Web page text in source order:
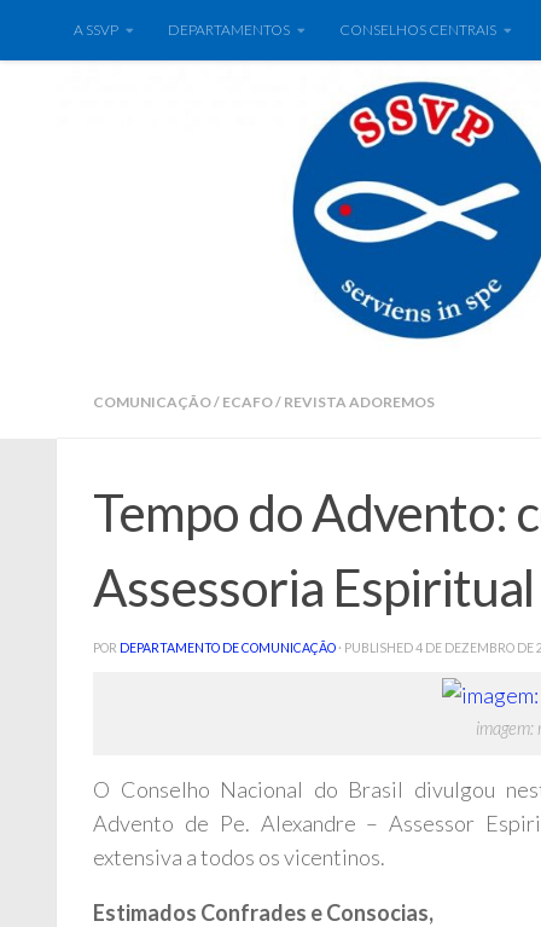
A SSVP DEPARTAMENTOS CONSELHOS CENTRAIS
COMUNICAÇÃO/ ECAFO/ REVISTA ADOREMOS
Tempo do Advento:
Assessoria
POR DEPARTAMENTO DE COMUNICAÇÃO · PUBLISHED4 DE DEZEMBRO DE
imagem:
O Conselho Nacional do Brasil divulgou
Advento de Pe. Alexandre – Assessor
extensiva a todos os vicentinos.
Estimados Confrades e Consocias,